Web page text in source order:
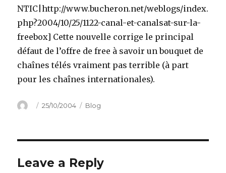
NTIC|http://www.bucheron.net/weblogs/index.
php?2004/10/25/1122-canal-et-canalsat-sur-la-
freebox] Cette nouvelle corrige le principal
défaut de l’offre de free à savoir un bouquet de
chaînes télés vraiment pas terrible (à part
pour les chaînes internationales).
Author
Posted
25/10/2004 Categories
Blog
Leave a Reply